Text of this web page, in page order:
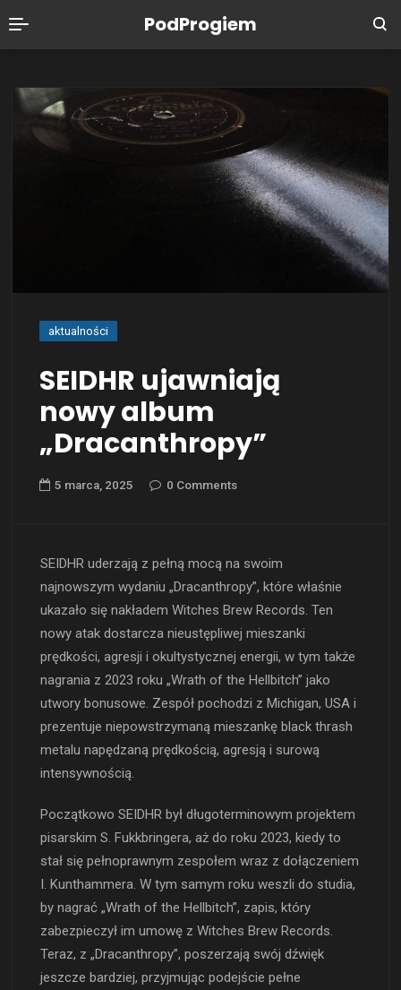
PodProgiem
aktualności
SEIDHR ujawniają
nowy album
„Dracanthropy”
5 marca, 2025 0 Comments
SEIDHR uderzają z pełną mocą na swoim
najnowszym wydaniu „Dracanthropy”, które właśnie
ukazało się nakładem Witches Brew Records. Ten
nowy atak dostarcza nieustępliwej mieszanki
prędkości, agresji i okultystycznej energii, w tym także
nagrania z 2023 roku „Wrath of the Hellbitch” jako
utwory bonusowe. Zespół pochodzi z Michigan, USA i
prezentuje niepowstrzymaną mieszankę black thrash
metalu napędzaną prędkością, agresją i surową
intensywnością.
Początkowo SEIDHR był długoterminowym projektem
pisarskim S. Fukkbringera, aż do roku 2023, kiedy to
stał się pełnoprawnym zespołem wraz z dołączeniem
I. Kunthammera. W tym samym roku weszli do studia,
by nagrać „Wrath of the Hellbitch”, zapis, który
zabezpieczył im umowę z Witches Brew Records.
Teraz, z „Dracanthropy”, poszerzają swój dźwięk
jeszcze bardziej, przyjmując podejście pełne